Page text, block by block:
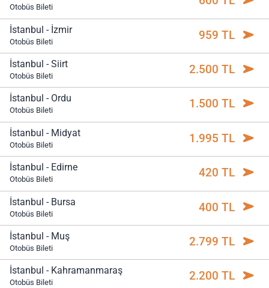
Otobüs Bileti
İstanbul - İzmir
Otobüs Bileti 959 TL
İstanbul - Siirt
Otobüs Bileti 2.500 TL
İstanbul - Ordu
Otobüs Bileti 1.500 TL
İstanbul - Midyat
Otobüs Bileti 1.995 TL
İstanbul - Edirne
Otobüs Bileti 420 TL
İstanbul - Bursa
Otobüs Bileti 400 TL
İstanbul - Muş
Otobüs Bileti 2.799 TL
İstanbul - Kahramanmaraş
Otobüs Bileti 2.200 TL